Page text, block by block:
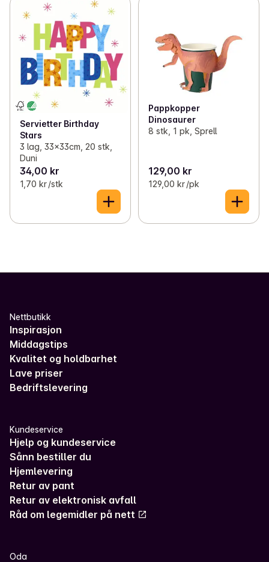
Servietter Birthday
Stars
3 lag, 33x33cm, 20 stk,
Duni
34,00 kr
1,70 kr /stk
Pappkopper
Dinosaurer
8 stk, 1 pk, Sprell
129,00 kr
129,00 kr /pk
Nettbutikk
Inspirasjon
Middagstips
Kvalitet og holdbarhet
Lave priser
Bedriftslevering
Kundeservice
Hjelp og kundeservice
Sånn bestiller du
Hjemlevering
Retur av pant
Retur av elektronisk avfall
Råd om legemidler på nett
Oda